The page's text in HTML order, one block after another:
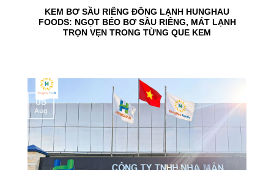
KEM BƠ SẦU RIÊNG ĐÔNG LẠNH HUNGHAU
FOODS: NGỌT BÉO BƠ SẦU RIÊNG, MÁT LẠNH
TRỌN VẸN TRONG TỪNG QUE KEM
05
Aug